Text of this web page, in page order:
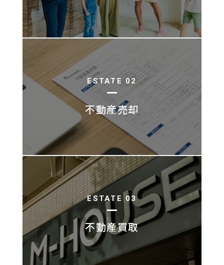
ESTATE 02
不動産売却
ESTATE 03
不動産買取